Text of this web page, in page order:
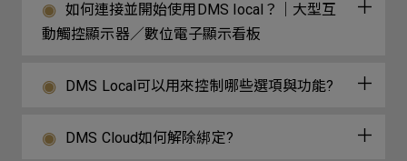
如何連接並開始使用DMS local？｜大型互
動觸控顯示器／數位電子顯示看板
DMS Local可以用來控制哪些選項與功能?
DMS Cloud如何解除綁定?